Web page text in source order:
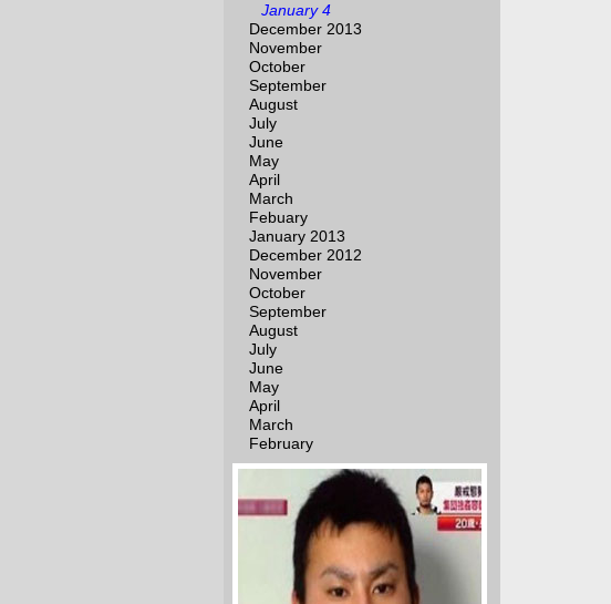
January 4
December 2013
November
October
September
August
July
June
May
April
March
Febuary
January 2013
December 2012
November
October
September
August
July
June
May
April
March
February